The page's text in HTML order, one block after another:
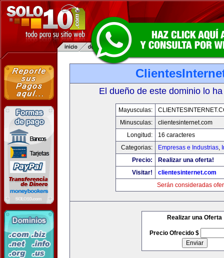
El dueño de este dominio lo
Mayusculas:
Minusculas:
clientesinternet.com
Longitud:
16 caracteres
Categorias:
Empresas e Industrias,
Precio:
Realizar una oferta!
Visitar!
clientesinternet.com
Serán consideradas
Realizar una Oferta
Precio Ofrecido $